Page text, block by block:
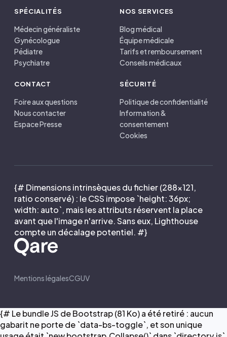
SPÉCIALITÉS
Médecin généraliste
Gynécologue
Pédiatre
Psychiatre
NOS SERVICES
Blog médical
Équipe médicale
Tarifs et remboursement
Conseils médicaux
CONTACT
Foire aux questions
Nous contacter
Espace Presse
SÉCURITÉ
Politique de confidentialité
Information &
consentement
Cookies
{# Dimensions intrinsèques du fichier (288×121,
ratio conservé) : le CSS impose `height: 36px;
width: auto`, mais les attributs réservent la place
avant que l'image n'arrive. Sans eux, Lighthouse
compte un décalage potentiel. #}
Mentions légalesCGUV
{# Le bundle JS de Bootstrap (81 Ko) a été retiré : aucun
gabarit ne porte de `data-bs-toggle`, et son unique